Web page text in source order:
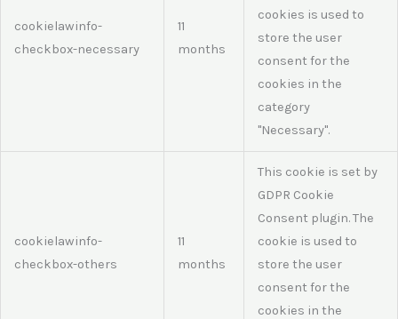
cookielawinfo-
checkbox-necessary
11
months
cookies is used to
store the user
consent for the
cookies in the
category
"Necessary".
cookielawinfo-
checkbox-others
11
months
This cookie is set by
GDPR Cookie
Consent plugin. The
cookie is used to
store the user
consent for the
cookies in the